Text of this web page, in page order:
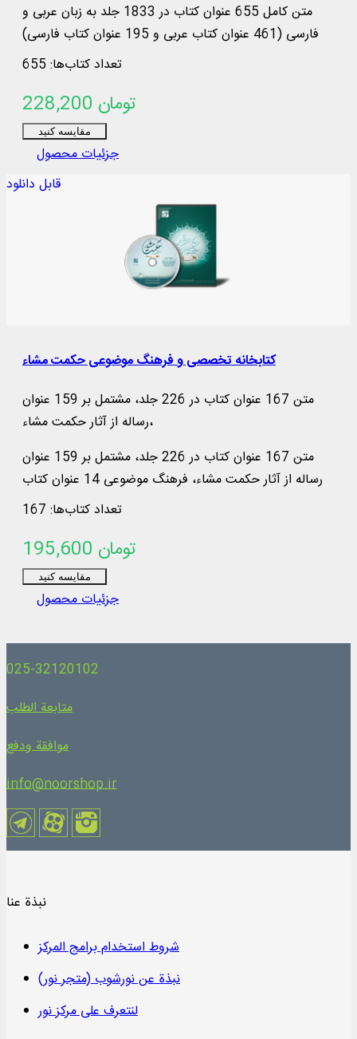
متن کامل 655 عنوان کتاب در 1833 جلد به زبان عربی و
فارسی (461 عنوان کتاب عربی و 195 عنوان کتاب فارسی)
شامل موضوعات: ادبیات عرب (76 عنوان)، قرآن (122)، فقهتعداد کتاب‌ها: 655
228,200 تومان
مقایسه کنید
جزئیات محصول
قابل دانلود
کتابخانه تخصصی و فرهنگ موضوعی حکمت مشاء
متن 167 عنوان کتاب در 226 جلد، مشتمل بر 159 عنوان
رساله از آثار حکمت مشاء،
متن 167 عنوان کتاب در 226 جلد، مشتمل بر 159 عنوان
رساله از آثار حکمت مشاء، فرهنگ موضوعی 14 عنوان کتاب
در 18 جلد از آثار حکمت مشاء، شامل: چکیده‌نویسی متن
تعداد کتاب‌ها: 167
195,600 تومان
مقایسه کنید
جزئیات محصول
025-32120102
متابعة الطلب
موافقة ودفع
info@noorshop.ir
نبذة عنا
شروط استخدام برامج المركز
نبذة عن نورشوب (متجر نور)
لنتعرف على مركز نور